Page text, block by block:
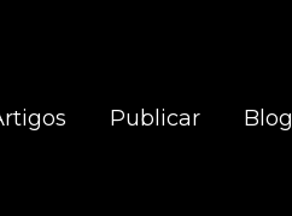
Publicar Blog